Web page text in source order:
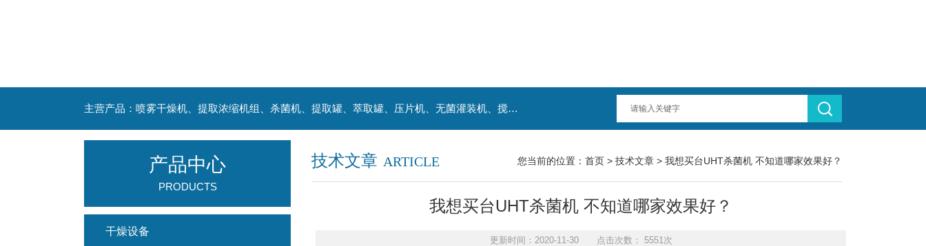
主营产品：喷雾干燥机、提取浓缩机组、杀菌机、提取罐、萃取罐、压片机、无菌灌装机、搅拌罐、发酵罐、等罐类。
技术文章 ARTICLE 您当前的位置： 首页 > 技术文章 > 我想买台UHT杀菌机 不知道哪家效果好？
我想买台UHT杀菌机 不知道哪家效果好？
更新时间：2020-11-30 点击次数： 5551次
产品中心
PRODUCTS
干燥设备